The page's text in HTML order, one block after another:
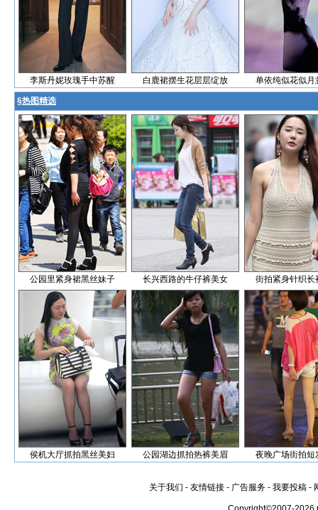
李斯丹妮玫瑰手中苏醒 白鹿裙摆生花层层绽放 单依纯似花似月
§热图精选
公园里紧身裙黑丝妹子 长兴西路的牛仔裤美女 街拍紧身针织长
侯机大厅抓拍黑丝美妇 公园湖边抓拍热裤美眉 夜晚广场街拍短
关于我们 - 友情链接 - 广告服务 - 我要投稿 -